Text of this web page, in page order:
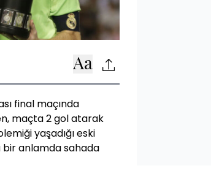
final maçında
maçta 2 gol atarak
yaşadığı eski
bir anlamda sahada